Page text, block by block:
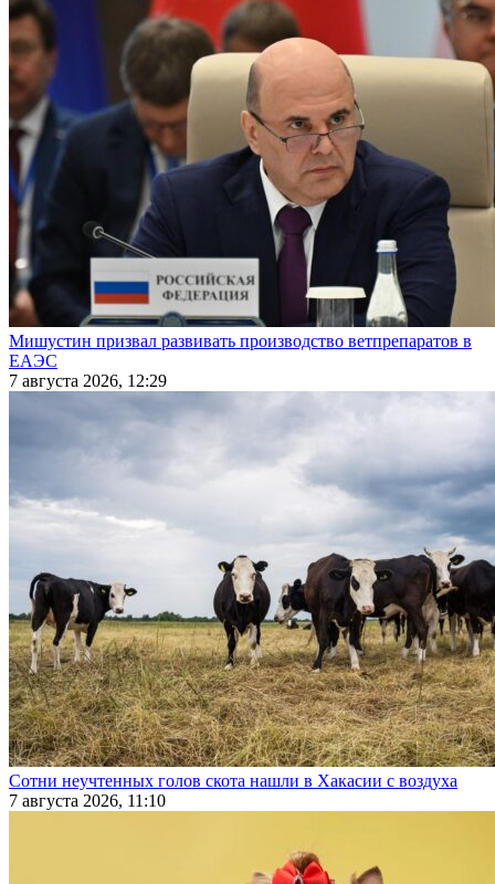
Мишустин призвал развивать производство ветпрепаратов в
ЕАЭС
7 августа 2026, 12:29
Сотни неучтенных голов скота нашли в Хакасии с воздуха
7 августа 2026, 11:10